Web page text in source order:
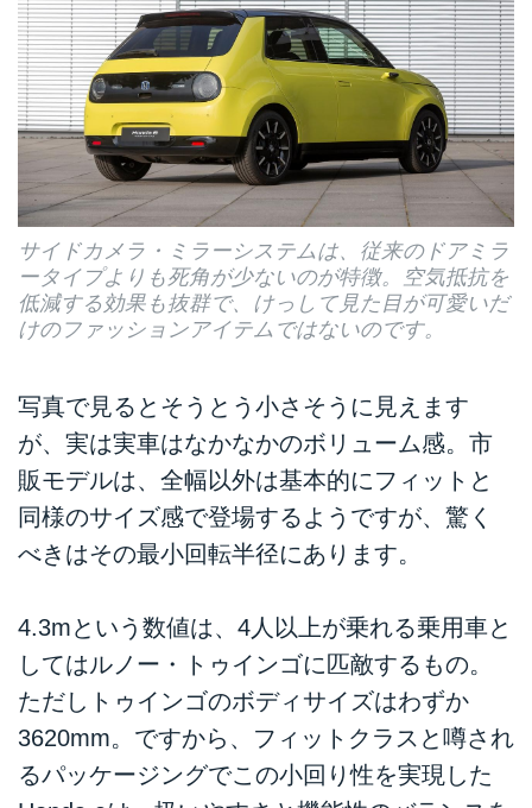
サイドカメラ・ミラーシステムは、従来のドアミラ
ータイプよりも死角が少ないのが特徴。空気抵抗を
低減する効果も抜群で、けっして見た目が可愛いだ
けのファッションアイテムではないのです。
写真で見るとそうとう小さそうに見えます
が、実は実車はなかなかのボリューム感。市
販モデルは、全幅以外は基本的にフィットと
同様のサイズ感で登場するようですが、驚く
べきはその最小回転半径にあります。
4.3mという数値は、4人以上が乗れる乗用車と
してはルノー・トゥインゴに匹敵するもの。
ただしトゥインゴのボディサイズはわずか
3620mm。ですから、フィットクラスと噂され
るパッケージングでこの小回り性を実現した